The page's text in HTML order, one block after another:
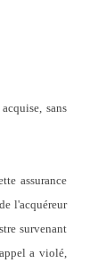
sans
assurance
l'acquéreur
survenant
a violé,